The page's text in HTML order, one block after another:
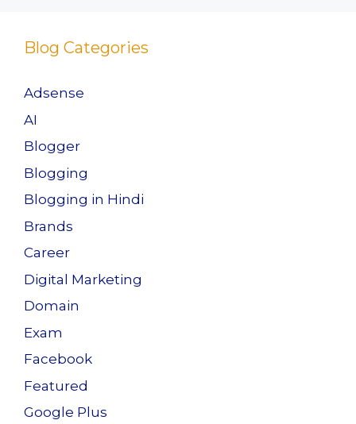
Blog Categories
Adsense
AI
Blogger
Blogging
Blogging in Hindi
Brands
Career
Digital Marketing
Domain
Exam
Facebook
Featured
Google Plus